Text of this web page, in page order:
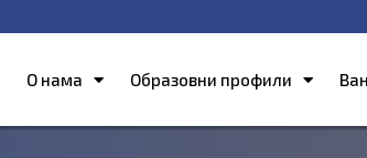
О нама Образовни профили